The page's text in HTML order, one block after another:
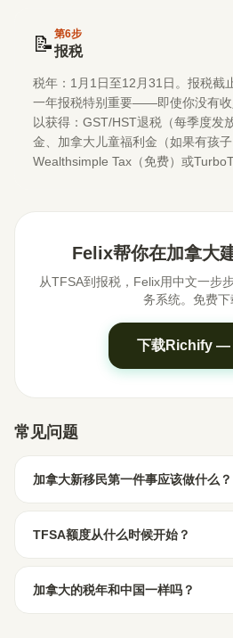
📝 第6步
报税
税年：1月1日至12月31日。报税截
一年报税特别重要——即使你没有收
以获得：GST/HST退税（每季度发
金、加拿大儿童福利金（如果有孩
Wealthsimple Tax（免费）或
Felix帮你在加拿大
从TFSA到报税，Felix用中文一步
务系统。免费下
下载Richify —
常见问题
加拿大新移民第一件事应该做什么？
TFSA额度从什么时候开始？
加拿大的税年和中国一样吗？